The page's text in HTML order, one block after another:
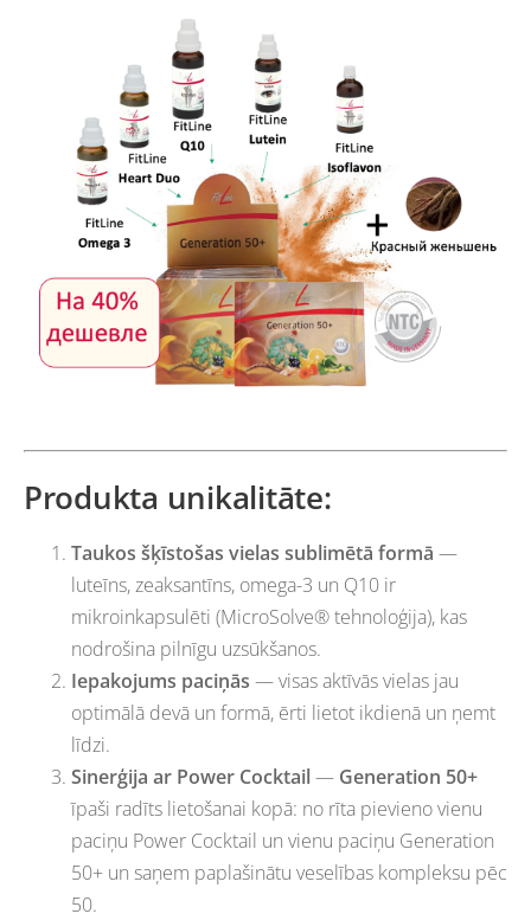
Produkta unikalitāte:
Taukos šķīstošas vielas sublimētā formā —
luteīns, zeaksantīns, omega-3 un Q10 ir
mikroinkapsulēti (MicroSolve® tehnoloģija), kas
nodrošina pilnīgu uzsūkšanos.
Iepakojums paciņās — visas aktīvās vielas jau
optimālā devā un formā, ērti lietot ikdienā un ņemt
līdzi.
Sinerģija ar Power Cocktail— Generation 50+
īpaši radīts lietošanai kopā: no rīta pievieno vienu
paciņu Power Cocktail un vienu paciņu Generation
50+ un saņem paplašinātu veselības kompleksu pēc
50.